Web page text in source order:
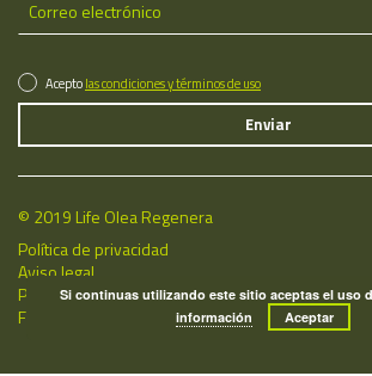
Aceptolas condiciones y términos de uso
© 2019 Life Olea Regenera
Política de privacidad
Aviso legal
Política de cookies
Fecha de última actualización: 06/08/2026
Si continuas utilizando este sitio aceptas el uso
información
Aceptar